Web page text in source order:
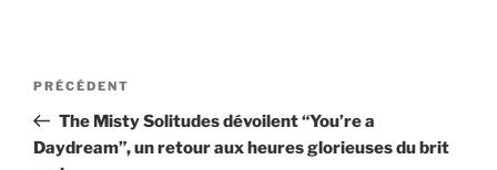
Navigation
l’article
Article
précédent
PRÉCÉDENT
The Misty Solitudes dévoilent “You’re a
Daydream”, un retour aux heures glorieuses du brit